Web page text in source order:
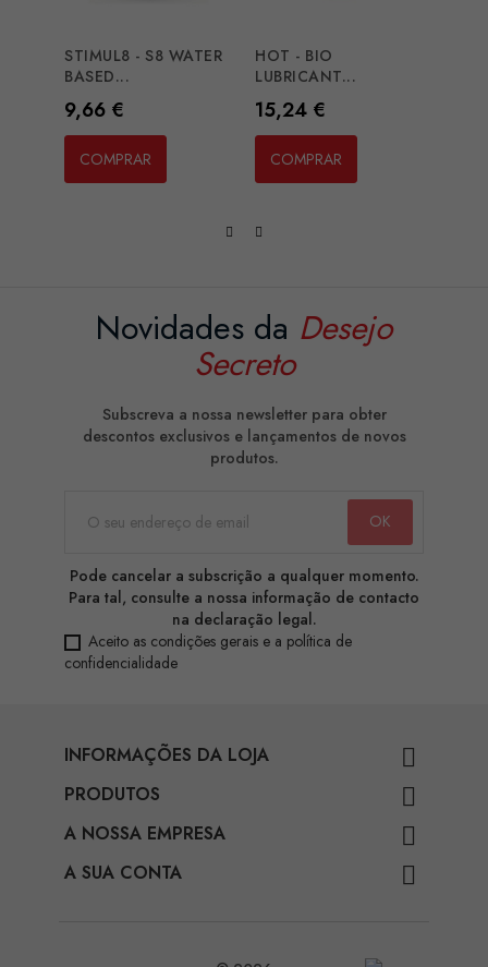
STIMUL8 - S8 WATER
BASED...
Preço
9,66 €
COMPRAR
HOT - BIO
LUBRICANT...
Preço
15,24 €
COMPRAR
Novidades da Desejo
Secreto
Subscreva a nossa newsletter para obter
descontos exclusivos e lançamentos de novos
produtos.
Pode cancelar a subscrição a qualquer momento.
Para tal, consulte a nossa informação de contacto
na declaração legal.
Aceito as condições gerais e a política de
confidencialidade
INFORMAÇÕES DA LOJA 
PRODUTOS 
A NOSSA EMPRESA 
A SUA CONTA 